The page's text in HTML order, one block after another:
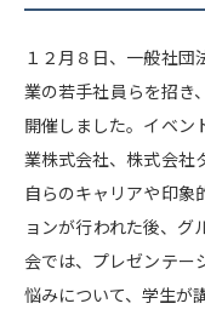
１２月８日、一般社
業の若手社員らを招き
開催しました。イベン
業株式会社、株式会社
自らのキャリアや印象
ョンが行われた後、グ
会では、プレゼンテー
悩みについて、学生が